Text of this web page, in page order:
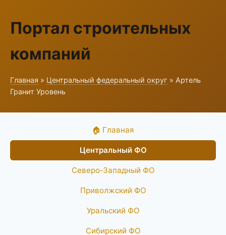
Портал строительных
компаний
Главная » Центральный федеральный округ » Артель
Гранит Уровень
🏠 Главная
Центральный ФО
Северо-Западный ФО
Приволжский ФО
Уральский ФО
Сибирский ФО